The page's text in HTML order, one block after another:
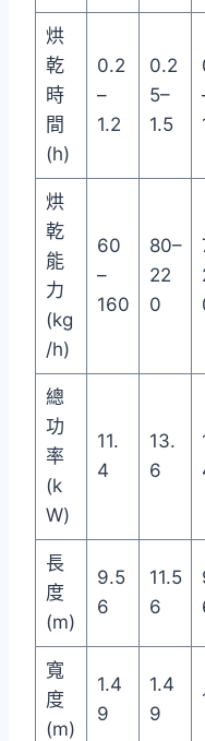
烘
乾
時
間
(h)
0.2
–
1.2
0.2
5–
1.5
烘
乾
能
力
(kg
/h)
60
–
160
80–
22
0
總
功
率
(k
W)
11.
4
13.
6
長
度
(m)
9.5
6
11.5
6
寬
度
(m)
1.4
9
1.4
9